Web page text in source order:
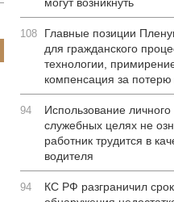
108
Главные позиции
для гражданского
технологии,
компенсация за
94
Использование личного
служебных целях не
работник трудится в
водителя
94
КС РФ разграничил срок